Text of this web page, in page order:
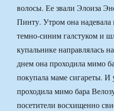
волосы. Ее звали Элоиза
Пинту. Утром она
темно-синим галстуком и
купальнике направлялась
днем она проходила мимо
покупала маме сигареты. И
проходила мимо бара
посетители восхищенно